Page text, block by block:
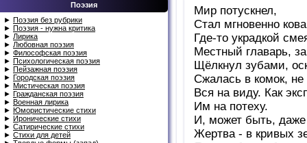
Поэзия
► Поэзия без рубрики
► Поэзия - нужна критика
► Лирика
► Любовная поэзия
► Философская поэзия
► Психологическая поэзия
► Пейзажная поэзия
► Городская поэзия
► Мистическая поэзия
► Гражданская поэзия
► Военная лирика
► Юмористические стихи
► Иронические стихи
► Сатирические стихи
► Стихи для детей
Мир потускнел,
Стал мгновенно
Где-то украдкой
Местный главарь,
Щёлкнул зубами,
Сжалась в комок,
Вся на виду. Как
Им на потеху.
И, может быть, даже
Жертва - в кривых